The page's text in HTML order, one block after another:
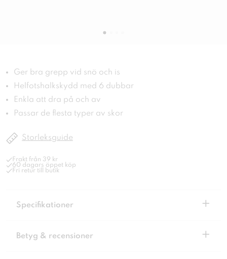
Ger bra grepp vid snö och is
Helfotshalkskydd med 6 dubbar
Enkla att dra på och av
Passar de flesta typer av skor
Storleksguide
Frakt från 39 kr
60 dagars öppet köp
Fri retur till butik
Specifikationer +
Betyg & recensioner +